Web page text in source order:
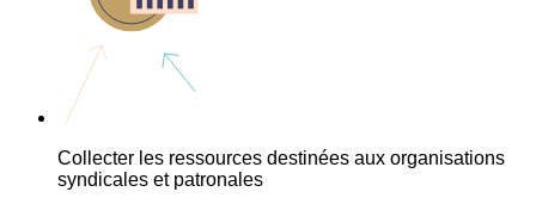
Collecter les ressources destinées aux organisations
syndicales et patronales